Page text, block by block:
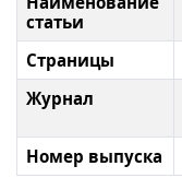
статьи
Страницы
Журнал
Номер выпуска